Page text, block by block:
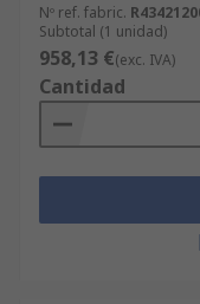
Nº ref. fabric.
Subtotal (1 unidad)
958,13 €(exc. IVA)
Cantidad